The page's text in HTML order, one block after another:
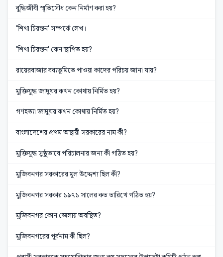
বুদ্ধিজীবী স্মৃতিসৌধ কেন নির্মাণ করা হয়?
'শিখা চিরন্তন' সম্পর্কে লেখ।
'শিখা চিরন্তন' কেন স্থাপিত হয়?
রায়েরবাজার বধ্যভূমিতে পাওয়া কাদের পরিচয় জানা যায়?
মুক্তিযুদ্ধ জাদুঘর কখন কোথায় নির্মিত হয়?
গণহত্যা জাদুঘর কখন কোথায় নির্মিত হয়?
বাংলাদেশের প্রথম অস্থায়ী সরকারের নাম কী?
মুক্তিযুদ্ধ সুষ্ঠুভাবে পরিচালনার জন্য কী গঠিত হয়?
মুজিবনগর সরকারের মূল উদ্দেশ্য ছিল কী?
মুজিবনগর সরকার ১৯৭১ সালের কত তারিখে গঠিত হয়?
মুজিবনগর কোন জেলায় অবস্থিত?
মুজিবনগরের পূর্বনাম কী ছিল?